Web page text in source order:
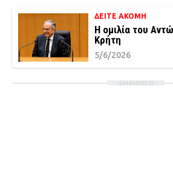
ΔΕΙΤΕ ΑΚΟΜΗ
Η ομιλία του
Κρήτη
5/6/2026
ΔΙΑΦΗΜΙΣΗ